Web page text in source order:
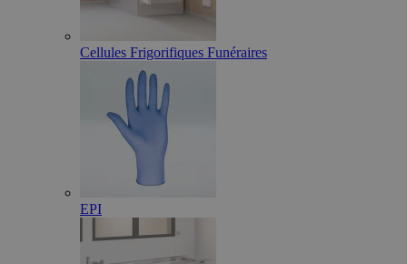
Cellules Frigorifiques Funéraires
EPI